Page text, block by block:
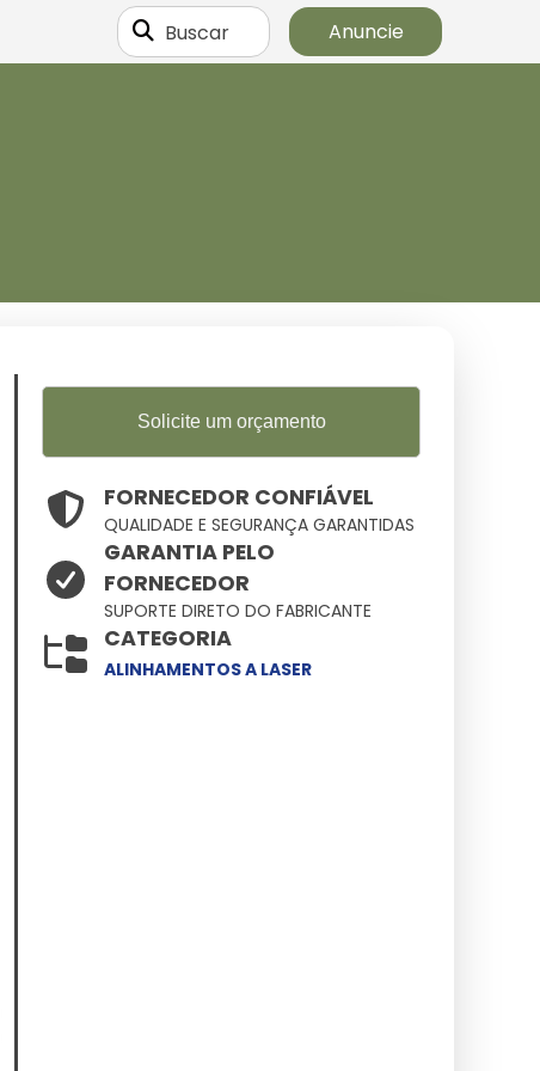
Buscar Anuncie
Solicite um orçamento
FORNECEDOR CONFIÁVEL
QUALIDADE E SEGURANÇA GARANTIDAS
GARANTIA PELO
FORNECEDOR
SUPORTE DIRETO DO FABRICANTE
CATEGORIA
ALINHAMENTOS A LASER